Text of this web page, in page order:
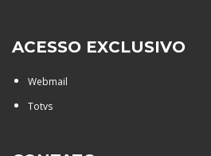
ACESSO EXCLUSIVO
Webmail
Totvs